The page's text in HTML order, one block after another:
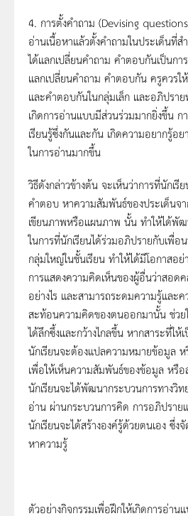
4. การตั้งคำถาม (Devising
อ่านเนื้อหาแล้วตั้งคำถามในประเด็นที่
ได้แลกเปลี่ยนคำถาม คำตอบกันเป็นกา
แลกเปลี่ยนคำถาม คำตอบกัน ครูควรใ
และคำตอบกันในกลุ่มเล็ก และอภิปรา
เกิดการอ่านแบบมีส่วนร่วมมากยิ่งขึ้น ก
เรียนรู้ซึ่งกันและกัน เกิดความอยากรู้อย
ในการอ่านมากขึ้น
วิธีดังกล่าวข้างต้น จะเห็นว่าการที่นักเ
คำตอบ หาความสัมพันธ์ของประเด็นจ
เขียนภาพหรือแผนภาพ นั้น ทำให้ได้พั
ในการที่นักเรียนได้ร่วมอภิปรายกับเพื่อ
กลุ่มใหญ่ในชั้นเรียน ทำให้ได้มีโอกาสอย่
การแสดงความคิดเห็นของผู้อื่นว่าสอด
อย่างไร และสามารถระดมความรู้และ
สะท้อนความคิดของตนออกมานั้น ช่ว
ได้ลึกซึ้งและกว้างไกลขึ้น หากสาระที่ใ
นักเรียนจะต้องแปลความหมายข้อมูล
เพื่อให้เห็นความสัมพันธ์ของข้อมูล หรื
นักเรียนจะได้พัฒนากระบวนการทางวิ
อ่าน ผ่านกระบวนการคิด การอภิปราย
นักเรียนจะได้สร้างองค์รู้ด้วยตนเอง ซึ่ง
หาความรู้
ตัวอย่างกิจกรรมเพื่อฝึกให้เกิดการอ่าน